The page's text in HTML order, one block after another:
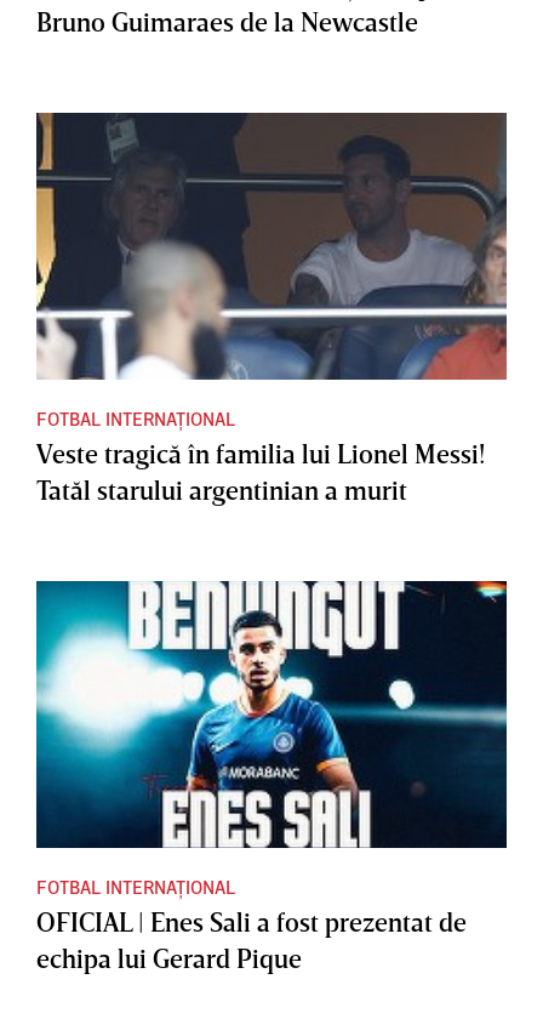
Bruno Guimaraes de la Newcastle
FOTBAL INTERNAȚIONAL
Veste tragică în familia lui Lionel Messi!
Tatăl starului argentinian a murit
FOTBAL INTERNAȚIONAL
OFICIAL | Enes Sali a fost prezentat de
echipa lui Gerard Pique